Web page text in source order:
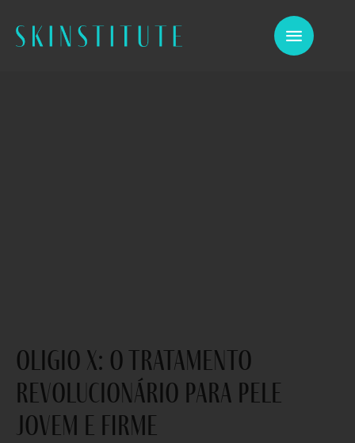
oligio x: o tratamento
revolucionário para pele
jovem e firme